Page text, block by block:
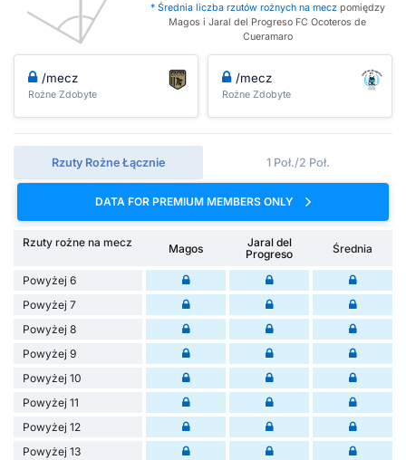
* Średnia liczba rzutów rożnych na meczpomiędzy
Magos i Jaral del Progreso FC Ocoteros de
Cueramaro
/mecz
Rożne Zdobyte
/mecz
Rożne Zdobyte
Rzuty Rożne Łącznie 1 Poł./2 Poł.
DATA FOR PREMIUM MEMBERS ONLY
Rzuty rożne na mecz Magos
Jaral del
Progreso
Średnia
Powyżej 6
Powyżej 7
Powyżej 8
Powyżej 9
Powyżej 10
Powyżej 11
Powyżej 12
Powyżej 13